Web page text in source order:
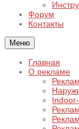
Форум
Контакты
Меню
Главная
О рекламе